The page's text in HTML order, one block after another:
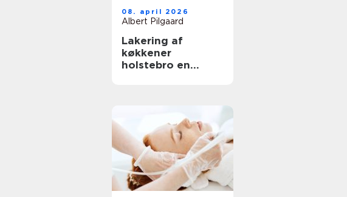
08. april 2026
Albert Pilgaard
Lakering af
køkkener
holstebro en